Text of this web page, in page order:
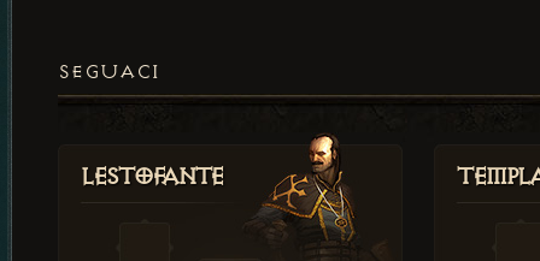
SEGUACI
Lestofante